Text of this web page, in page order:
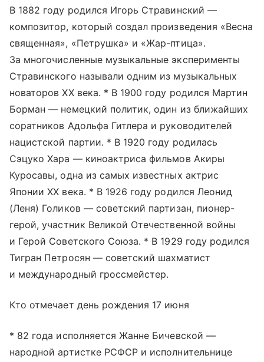
В 1882 году родился Игорь Стравинский —
композитор, который создал произведения «Весна
священная», «Петрушка» и «Жар-птица».
За многочисленные музыкальные эксперименты
Стравинского называли одним из музыкальных
новаторов XX века. * В 1900 году родился Мартин
Борман — немецкий политик, один из ближайших
соратников Адольфа Гитлера и руководителей
нацистской партии. * В 1920 году родилась
Сэцуко Хара — киноактриса фильмов Акиры
Куросавы, одна из самых известных актрис
Японии XX века. * В 1926 году родился Леонид
(Леня) Голиков — советский партизан, пионер-
герой, участник Великой Отечественной войны
и Герой Советского Союза. * В 1929 году родился
Тигран Петросян — советский шахматист
и международный гроссмейстер.
Кто отмечает день рождения 17 июня
* 82 года исполняется Жанне Бичевской —
народной артистке РСФСР и исполнительнице